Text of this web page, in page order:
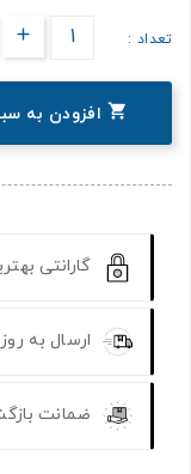
تعداد :
 افزودن به
گارانتی
ارسال به
ضمانت